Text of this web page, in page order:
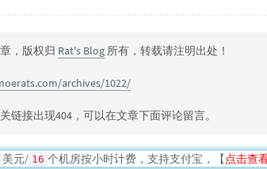
，版权归 Rat's Blog 所有，转载请注明出处！
archives/1022/
链接出现404，可以在文章下面评论留言。
美元/ 16 个机房按小时计费，支持支付宝，【点击查